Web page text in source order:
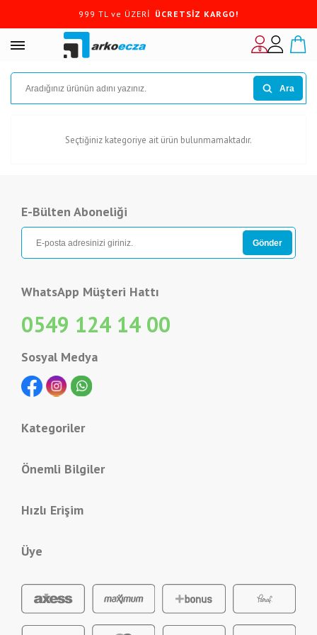
999 TL ve ÜZERİ ÜCRETSİZ KARGO!
Ara
Seçtiğiniz kategoriye ait ürün bulunmamaktadır.
Kategoriler
Önemli Bilgiler
Hızlı Erişim
Üye
E-Bülten Aboneliği
WhatsApp Müşteri Hattı
0549 124 14 00
Sosyal Medya